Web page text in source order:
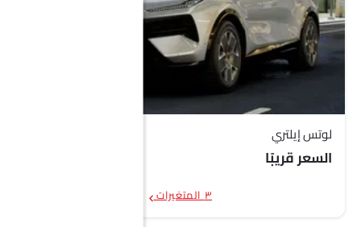
لوتس إيلتري
السعر قريبًا
٣ المتغيرات